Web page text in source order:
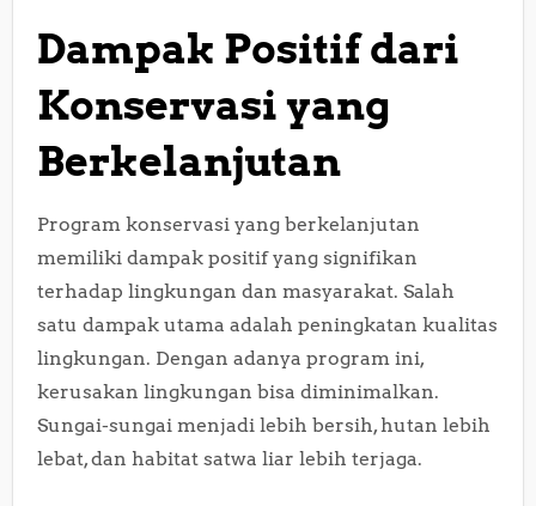
Dampak Positif dari
Konservasi yang
Berkelanjutan
Program konservasi yang berkelanjutan
memiliki dampak positif yang signifikan
terhadap lingkungan dan masyarakat. Salah
satu dampak utama adalah peningkatan kualitas
lingkungan. Dengan adanya program ini,
kerusakan lingkungan bisa diminimalkan.
Sungai-sungai menjadi lebih bersih, hutan lebih
lebat, dan habitat satwa liar lebih terjaga.